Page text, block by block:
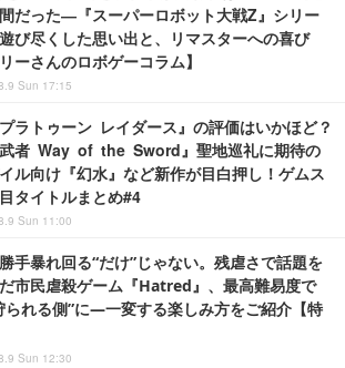
だった―『スーパーロボット大戦Z』シリー
び尽くした思い出と、リマスターへの喜び
リーさんのロボゲーコラム】
Sun 17:15
プラトゥーン レイダース』の評価はいかほど？
武者 Way of the Sword』聖地巡礼に期待の
ル向け『幻水』など新作が目白押し！ゲムス
タイトルまとめ#4
Sun 11:00
手暴れ回る“だけ”じゃない。残虐さで話題を
市民虐殺ゲーム『Hatred』、最高難易度で
られる側”に―一変する楽しみ方をご紹介【特
Sun 12:30